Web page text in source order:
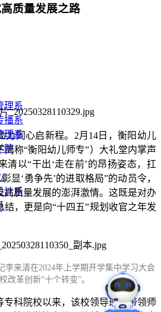
理系
播系
理系
院
计系
质量发展之路
同心启新程。2月14日，衡阳幼儿
称“衡阳幼儿师专”）大礼堂内掌声
清以“干出‘走在前’的昂扬姿态，扛
显‘勇争先’的进取格局”的动员令，
高质量发展的澎湃激情。这既是对办
，更是向“十四五”规划收官之年发
李来清在2024年上学期开学集中学习大会
改革创新“十个转变”。
科院校以来，该校领导班子带领师